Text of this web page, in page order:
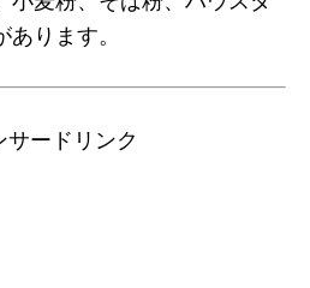
ります。
サードリンク